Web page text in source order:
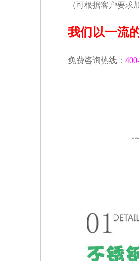
（可根据客户要求
我们以一流
免费咨询热线：